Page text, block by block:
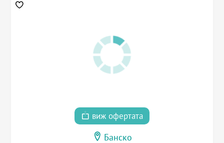
виж офертата
Банско